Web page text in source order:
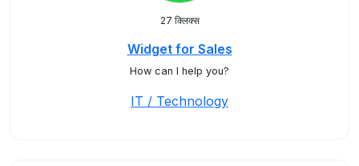
27 क्लिक्स
Widget for Sales
How can I help you?
IT / Technology